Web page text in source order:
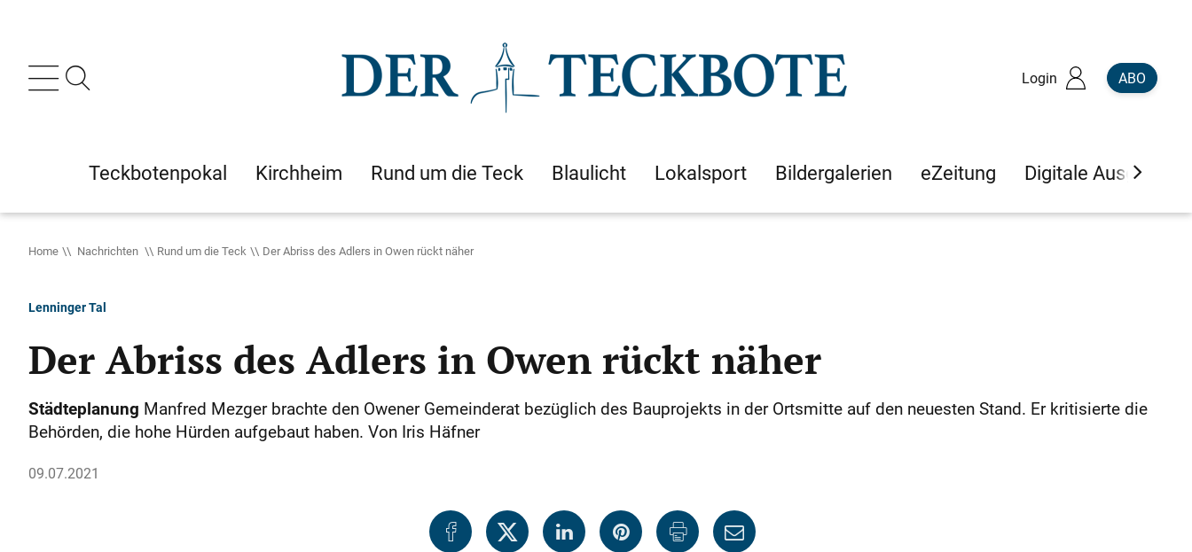
Login ABO
Teckbotenpokal Kirchheim Rund um die Teck Blaulicht Lokalsport Bildergalerien eZeitung Digitale Ausgaben
Home Nachrichten Rund um die Teck Der Abriss des Adlers in Owen rückt näher
Lenninger Tal
Der Abriss des Adlers in Owen rückt näher
Städteplanung Manfred Mezger brachte den Owener Gemeinderat bezüglich des Bauprojekts in der Ortsmitte auf den neuesten Stand. Er kritisierte die
Behörden, die hohe Hürden aufgebaut haben. Von Iris Häfner
09.07.2021